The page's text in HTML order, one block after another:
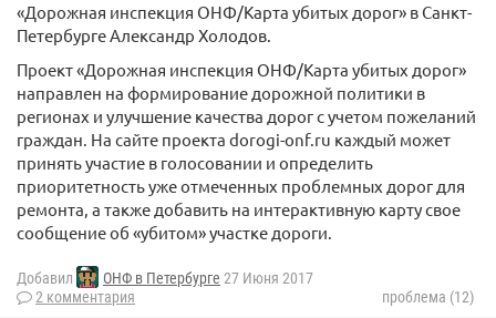
«Дорожная инспекция ОНФ/Карта убитых дорог» в Санкт-
Петербурге Александр Холодов.
Проект «Дорожная инспекция ОНФ/Карта убитых дорог»
направлен на формирование дорожной политики в
регионах и улучшение качества дорог с учетом пожеланий
граждан. На сайте проекта dorogi-onf.ru каждый может
принять участие в голосовании и определить
приоритетность уже отмеченных проблемных дорог для
ремонта, а также добавить на интерактивную карту свое
сообщение об «убитом» участке дороги.
Добавил ОНФ в Петербурге 27 Июня 2017
2 комментария
проблема (12)